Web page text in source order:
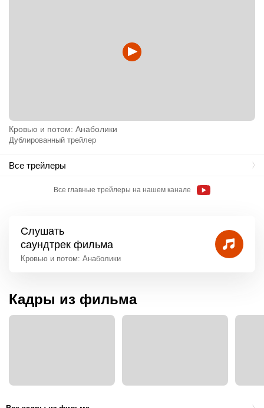
Кровью и потом: Анаболики
Дублированный трейлер
Все трейлеры
Все главные трейлеры на нашем канале
Слушать
саундтрек фильма
Кровью и потом: Анаболики
Кадры из фильма